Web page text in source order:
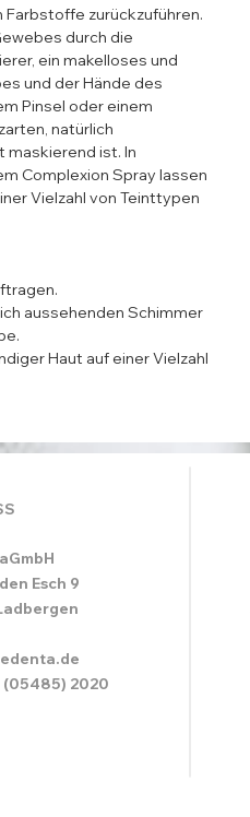
zurückzuführen.
durch die
ein makelloses und
und der Hände des
Pinsel oder einem
natürlich
maskierend ist. In
Complexion Spray lassen
Vielzahl von Teinttypen
aussehenden Schimmer
Haut auf einer Vielzahl
Esch 9
(05485) 2020